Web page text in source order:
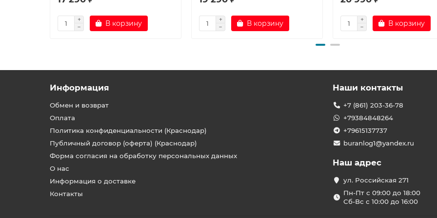
В корзину В корзину В корзину
Информация
Обмен и возврат
Оплата
Политика конфиденциальности (Краснодар)
Публичный договор (оферта) (Краснодар)
Форма согласия на обработку персональных данных
О нас
Информация о доставке
Контакты
Наши контакты
+7 (861) 203-36-78
+79384848264
+79615137737
buranlog1@yandex.ru
Наш адрес
ул. Российская 271
Пн-Пт с 09:00 до 18:00
Сб-Вс с 10:00 до 16:00